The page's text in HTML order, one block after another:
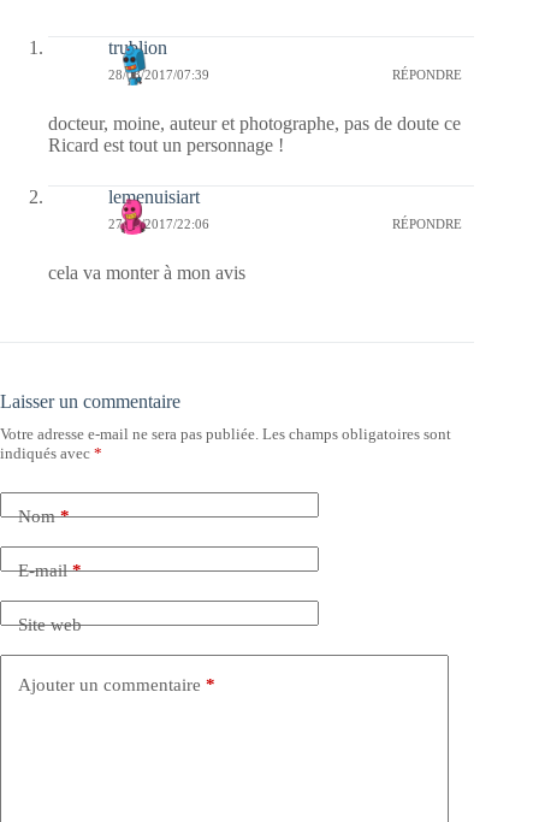
trublion
28/08/2017/07:39 RÉPONDRE
docteur, moine, auteur et photographe, pas de doute ce
Ricard est tout un personnage !
lemenuisiart
27/08/2017/22:06 RÉPONDRE
cela va monter à mon avis
Laisser un commentaire
Votre adresse e-mail ne sera pas publiée. Les champs obligatoires sont
indiqués avec *
Nom*
E-mail*
Site web
Ajouter un commentaire *